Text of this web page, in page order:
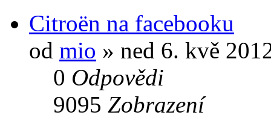
Citroën na facebooku
od mio » ned 6. kvě
0 Odpovědi
9095 Zobrazení